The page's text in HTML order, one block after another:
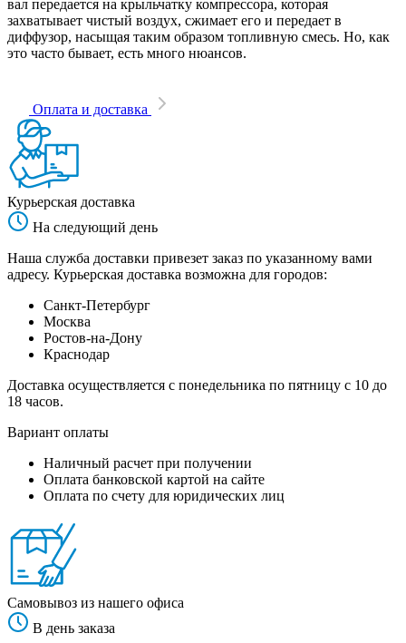
вал передается на крыльчатку компрессора, которая
захватывает чистый воздух, сжимает его и передает в
диффузор, насыщая таким образом топливную смесь. Но, как
это часто бывает, есть много нюансов.
Оплата и доставка
Курьерская доставка
На следующий день
Наша служба доставки привезет заказ по указанному вами
адресу. Курьерская доставка возможна для городов:
Санкт-Петербург
Москва
Ростов-на-Дону
Краснодар
Доставка осуществляется с понедельника по пятницу с 10 до
18 часов.
Вариант оплаты
Наличный расчет при получении
Оплата банковской картой на сайте
Оплата по счету для юридических лиц
Самовывоз из нашего офиса
В день заказа